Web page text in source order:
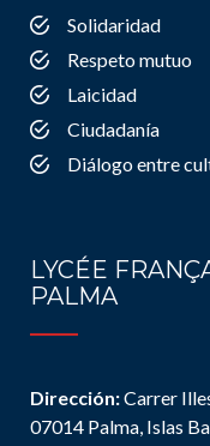
Solidaridad
Respeto mutuo
Laicidad
Ciudadanía
Diálogo entre
LYCÉE
PALMA
Dirección:Carrer
07014 Palma, Islas